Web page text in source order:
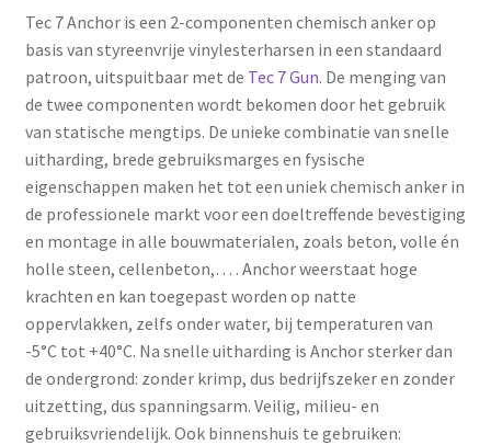
Tec 7 Anchor is een 2-componenten chemisch anker op
basis van styreenvrije vinylesterharsen in een standaard
patroon, uitspuitbaar met de Tec 7 Gun. De menging van
de twee componenten wordt bekomen door het gebruik
van statische mengtips. De unieke combinatie van snelle
uitharding, brede gebruiksmarges en fysische
eigenschappen maken het tot een uniek chemisch anker in
de professionele markt voor een doeltreffende bevestiging
en montage in alle bouwmaterialen, zoals beton, volle én
holle steen, cellenbeton,… . Anchor weerstaat hoge
krachten en kan toegepast worden op natte
oppervlakken, zelfs onder water, bij temperaturen van
-5°C tot +40°C. Na snelle uitharding is Anchor sterker dan
de ondergrond: zonder krimp, dus bedrijfszeker en zonder
uitzetting, dus spanningsarm. Veilig, milieu- en
gebruiksvriendelijk. Ook binnenshuis te gebruiken: